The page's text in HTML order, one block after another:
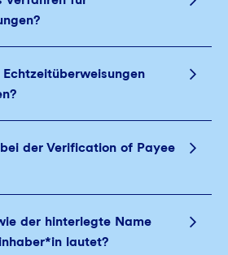
der Verification of Payee
der hinterlegte Name
lautet?